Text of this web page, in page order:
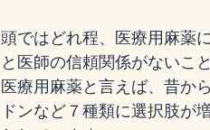
頭ではどれ程、医療用麻薬
と医師の信頼関係がないこ
医療用麻薬と言えば、昔か
ドンなど７種類に選択肢が